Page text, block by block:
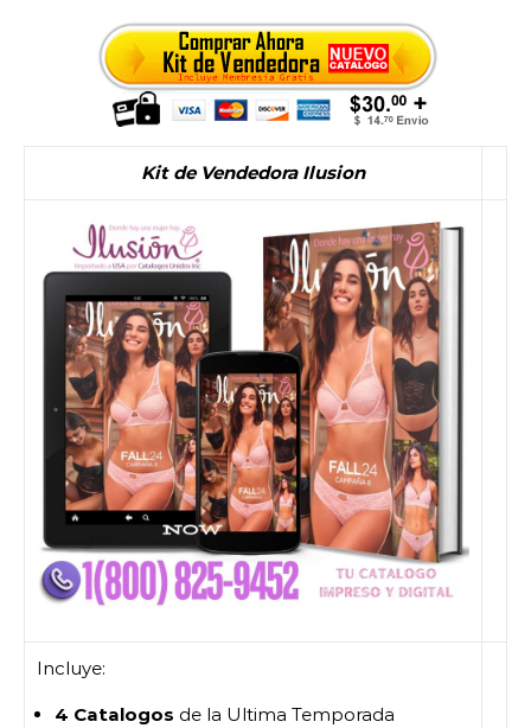
Kit de Vendedora Ilusion
Incluye:
4 Catalogos de la Ultima Temporada